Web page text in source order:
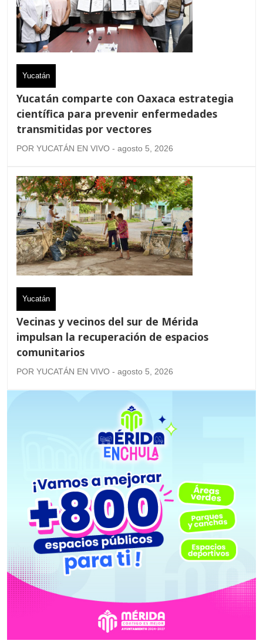
Yucatán
Yucatán comparte con Oaxaca estrategia
científica para prevenir enfermedades
transmitidas por vectores
POR YUCATÁN EN VIVO - agosto 5, 2026
Yucatán
Vecinas y vecinos del sur de Mérida
impulsan la recuperación de espacios
comunitarios
POR YUCATÁN EN VIVO - agosto 5, 2026